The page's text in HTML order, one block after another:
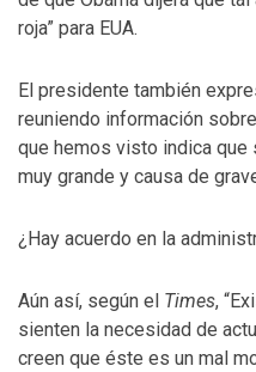
roja” para EUA.
El presidente también
reuniendo información
que hemos visto indica que
muy grande y causa de
¿Hay acuerdo en la
Aún así, según el Times,
sienten la necesidad de
creen que éste es un mal